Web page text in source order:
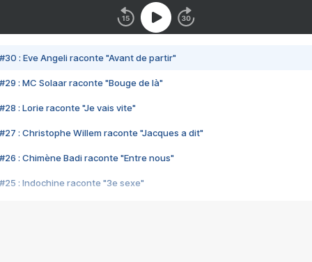
#30 : Eve Angeli raconte "Avant de partir"
#29 : MC Solaar raconte "Bouge de là"
#28 : Lorie raconte "Je vais vite"
#27 : Christophe Willem raconte "Jacques a dit"
#26 : Chimène Badi raconte "Entre nous"
#25 : Indochine raconte "3e sexe"